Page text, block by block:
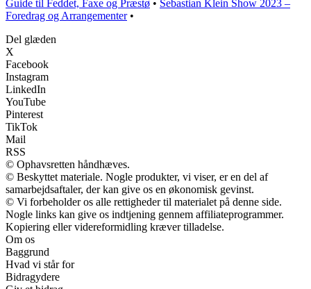
Guide til Feddet, Faxe og Præstø • Sebastian Klein Show 2023 –
Foredrag og Arrangementer•
Del glæden
X
Facebook
Instagram
LinkedIn
YouTube
Pinterest
TikTok
Mail
RSS
© Ophavsretten håndhæves.
© Beskyttet materiale. Nogle produkter, vi viser, er en del af
samarbejdsaftaler, der kan give os en økonomisk gevinst.
© Vi forbeholder os alle rettigheder til materialet på denne side.
Nogle links kan give os indtjening gennem affiliateprogrammer.
Kopiering eller videreformidling kræver tilladelse.
Om os
Baggrund
Hvad vi står for
Bidragydere